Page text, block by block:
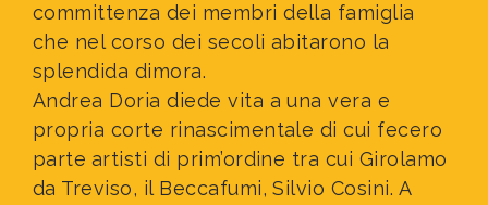
committenza dei membri della famiglia
che nel corso dei secoli abitarono la
splendida dimora.
Andrea Doria diede vita a una vera e
propria corte rinascimentale di cui fecero
parte artisti di prim’ordine tra cui Girolamo
da Treviso, il Beccafumi, Silvio Cosini. A